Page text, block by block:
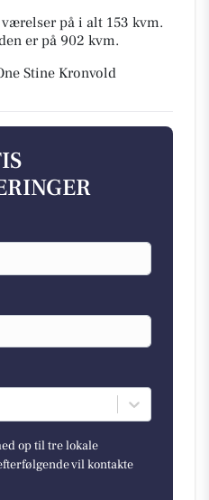
på i alt 153 kvm.
er på 902 kvm.
Stine Kronvold
op til tre lokale
vil kontakte